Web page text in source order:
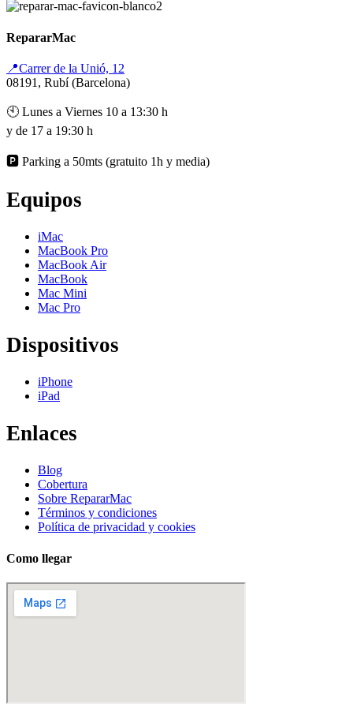
RepararMac
📍Carrer de la Unió, 12
08191, Rubí (Barcelona)
🕙 Lunes a Viernes 10 a 13:30 h
y de 17 a 19:30 h
🅿️ Parking a 50mts (gratuito 1h y media)
Equipos
iMac
MacBook Pro
MacBook Air
MacBook
Mac Mini
Mac Pro
Dispositivos
iPhone
iPad
Enlaces
Blog
Cobertura
Sobre RepararMac
Términos y condiciones
Política de privacidad y cookies
Como llegar